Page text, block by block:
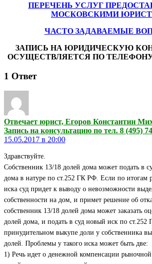
ПЕРЕЧЕНЬ УСЛУГ
МОСКОВСКИМИ
ЧАСТО ЗАДАВАЕМЫЕ
ЗАПИСЬ НА ЮРИДИЧЕСКУЮ
ОСУЩЕСТВЛЯЕТСЯ ПО
1 Ответ
Отвечает юрист, Егоров Константин
Запись на консультацию по тел. 8 (495)
15.05.2017 в 20:00
Здравствуйте.
Собственник 13/18 долей дома может подать в
дома в натуре по ст.252 ГК РФ. Если по итогам
иска суд придет к выводу о невозможности
собственности на дом, и примет решение об
собственник 13/18 долей дома может заказать
долей дома, и подать в суд новый иск по
принудительном выкупе доли у собственника
долей. Проблемы у такого иска может быть две:
1) Речь идет о денежной компенсации